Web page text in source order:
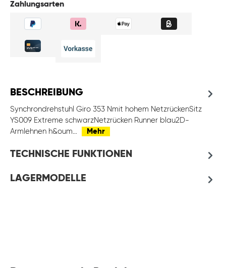
Zahlungsarten
BESCHREIBUNG
Synchrondrehstuhl Giro 353 Nmit hohem NetzrückenSitz
YS009 Extreme schwarzNetzrücken Runner blau2D-
Armlehnen h&oum…
Mehr
TECHNISCHE FUNKTIONEN
LAGERMODELLE